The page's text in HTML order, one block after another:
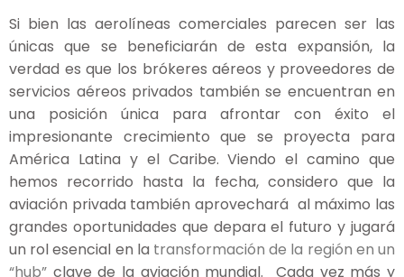
Si bien las aerolíneas comerciales parecen ser las
únicas que se beneficiarán de esta expansión, la
verdad es que los brókeres aéreos y proveedores de
servicios aéreos privados también se encuentran en
una posición única para afrontar con éxito el
impresionante crecimiento que se proyecta para
América Latina y el Caribe. Viendo el camino que
hemos recorrido hasta la fecha, considero que la
aviación privada también aprovechará al máximo las
grandes oportunidades que depara el futuro y jugará
un rol esencial en la transformación de la región en un
“hub” clave de la aviación mundial. Cada vez más y